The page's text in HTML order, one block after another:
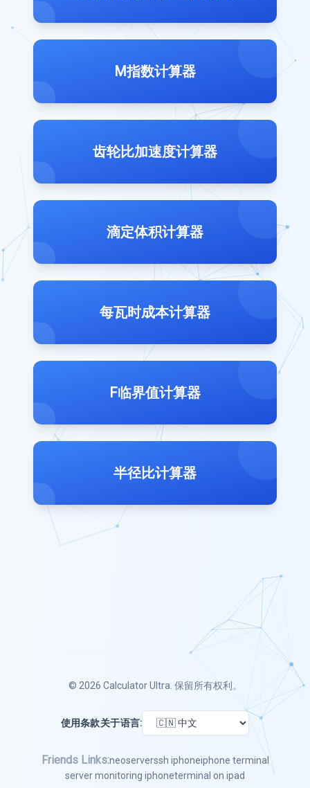
M指数计算器
齿轮比加速度计算器
滴定体积计算器
每瓦时成本计算器
F临界值计算器
半径比计算器
© 2026 Calculator Ultra . 保留所有权利。
使用条款关于语言:
Friends Links:neoserverssh iphoneiphone terminal
server monitoring iphoneterminal on ipad